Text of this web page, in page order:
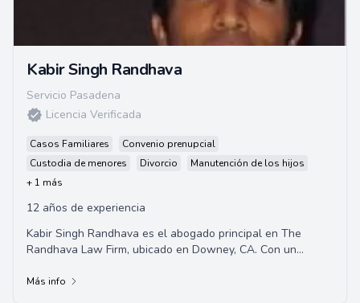
Kabir Singh Randhava
Servicio Pasadena
Licencia Verificada
Casos Familiares
Convenio prenupcial
Custodia de menores
Divorcio
Manutención de los hijos
+ 1 más
12 años de experiencia
Kabir Singh Randhava es el abogado principal en The
Randhava Law Firm, ubicado en Downey, CA. Con un
derecho de familia.
Más info